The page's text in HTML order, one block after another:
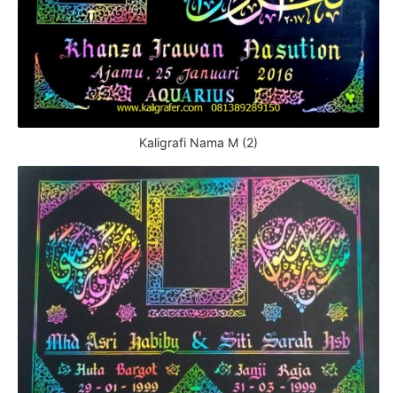
Kaligrafi Nama M (2)